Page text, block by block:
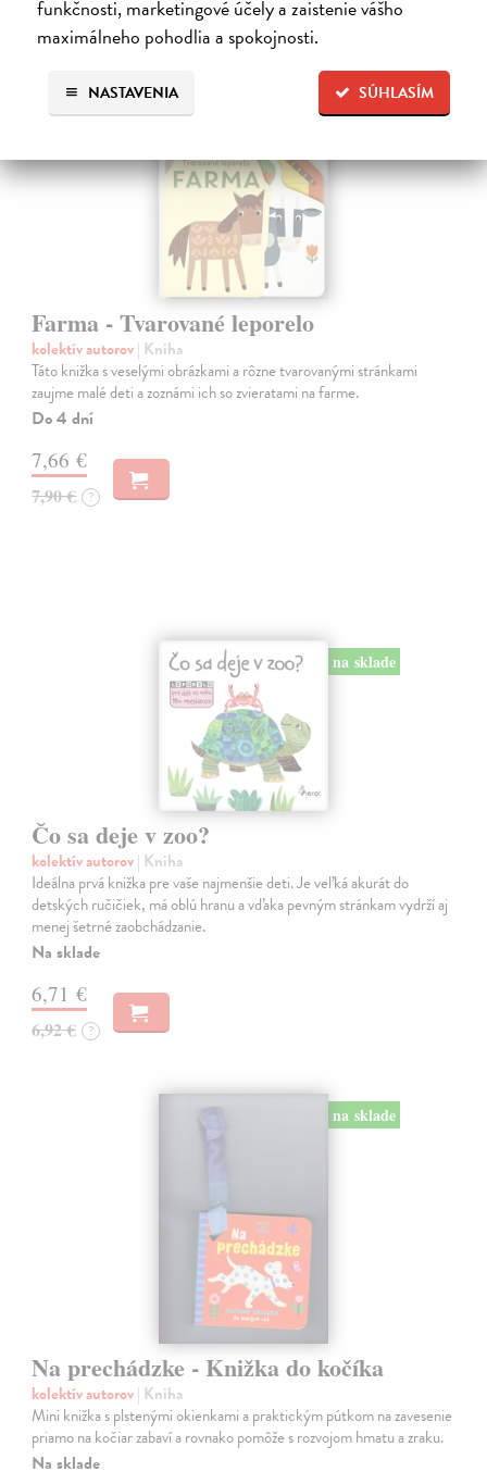
funkčnosti, marketingové účely a zaistenie vášho
maximálneho pohodlia a spokojnosti.
SÚHLASÍM
NASTAVENIA
Farma - Tvarované leporelo
kolektív autorov| Kniha
Táto knižka s veselými obrázkami a rôzne tvarovanými stránkami
zaujme malé deti a zoznámi ich so zvieratami na farme.
Do 4 dní
7,66 €
7,90 € ?
na sklade
Čo sa deje v zoo?
kolektív autorov| Kniha
Ideálna prvá knižka pre vaše najmenšie deti. Je veľká akurát do
detských ručičiek, má oblú hranu a vďaka pevným stránkam vydrží aj
menej šetrné zaobchádzanie.
Na sklade
6,71 €
6,92 € ?
na sklade
Na prechádzke - Knižka do kočíka
kolektív autorov| Kniha
Mini knižka s plstenými okienkami a praktickým pútkom na zavesenie
priamo na kočiar zabaví a rovnako pomôže s rozvojom hmatu a zraku.
Na sklade